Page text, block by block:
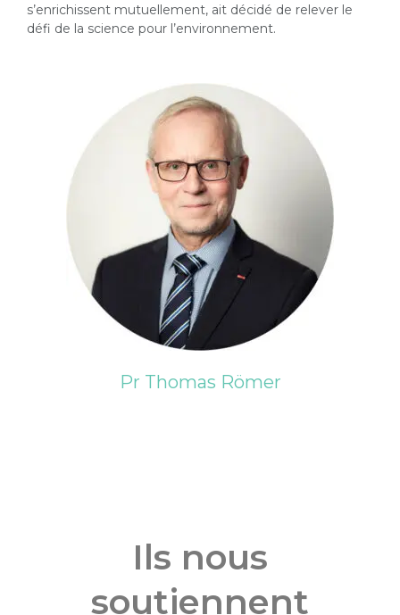
s’enrichissent mutuellement, ait décidé de relever le
défi de la science pour l’environnement.
Pr Thomas Römer
Ils nous
soutiennent